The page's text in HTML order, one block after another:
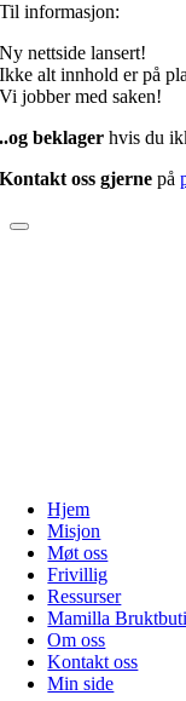
Til informasjon:
Ny nettside lansert!
Ikke alt innhold er på
Vi jobber med saken!
..og beklager hvis du
Kontakt oss gjerne på
Hjem
Misjon
Møt oss
Frivillig
Ressurser
Mamilla
Om oss
Kontakt oss
Min side